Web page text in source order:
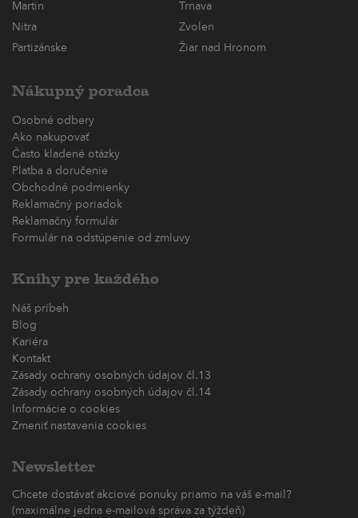
Martin
Trnava
Nitra
Zvolen
Partizánske
Žiar nad Hronom
Nákupný poradca
Osobné odbery
Ako nakupovať
Často kladené otázky
Platba a doručenie
Obchodné podmienky
Reklamačný poriadok
Reklamačný formulár
Formulár na odstúpenie od zmluvy
Knihy pre každého
Náš príbeh
Blog
Kariéra
Kontakt
Zásady ochrany osobných údajov čl.13
Zásady ochrany osobných údajov čl.14
Informácie o cookies
Zmeniť nastavenia cookies
Newsletter
Chcete dostávať akciové ponuky priamo na váš e-mail?
(maximálne jedna e-mailová správa za týždeň)